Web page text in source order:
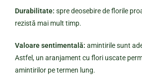
Durabilitate: spre deosebire de florile
rezistă mai mult timp.
Valoare sentimentală: amintirile sunt
Astfel, un aranjament cu flori uscate
amintirilor pe termen lung.